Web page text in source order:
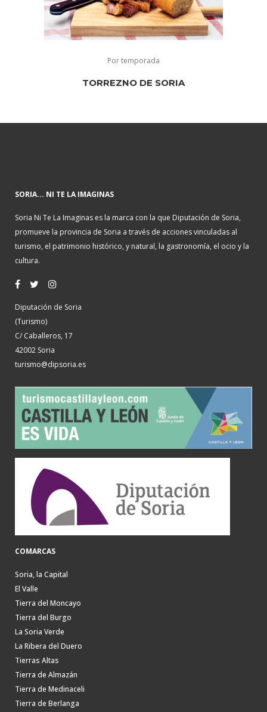
Por temporada
TORREZNO DE SORIA
SORIA... NI TE LA IMAGINAS
Soria Ni Te La Imaginas es la marca con la que Diputación de Soria,
promueve la provincia de Soria a través de acciones vinculadas al
turismo, el patrimonio histórico, y natural, la gastronomía, el ocio y la
cultura.
Diputación de Soria
(Turismo)
C/ Caballeros, 17
42002 Soria
turismo@dipsoria.es
COMARCAS
Soria, la Capital
El Valle
Tierra del Moncayo
Tierra del Burgo
La Soria Verde
La Ribera del Duero
Tierras Altas
Tierra de Almazán
Tierra de Medinaceli
Tierra de Berlanga